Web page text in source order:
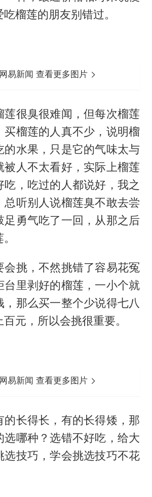
榴莲的朋友别错过。
易新闻 查看更多图片
莲很臭很难闻，但每次榴莲
买榴莲的人真不少，说明榴
的水果，只是它的气味太与
被人不太看好，实际上榴莲
吃，吃过的人都说好，我之
总听别人说榴莲臭不敢去尝
足勇气吃了一回，从那之后
会挑，不然挑错了容易花冤
台里剥好的榴莲，一小个就
，那么买一整个少说得七八
元，所以会挑很重要。
易新闻 查看更多图片
的长得长，有的长得矮，那
选哪种？选错不好吃，给大
选技巧，学会挑选技巧不花